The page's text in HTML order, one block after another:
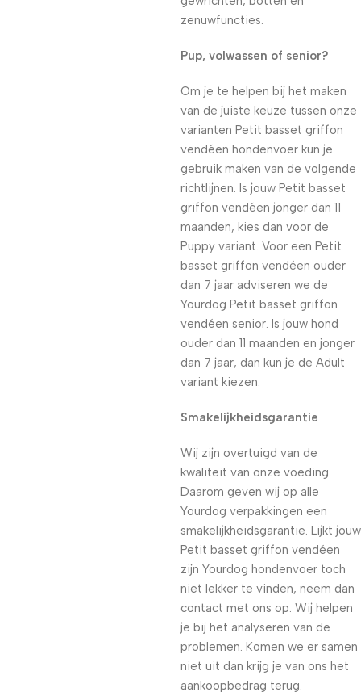
zenuwfuncties.
Pup, volwassen of senior?
Om je te helpen bij het maken
van de juiste keuze tussen onze
varianten Petit basset griffon
vendéen hondenvoer kun je
gebruik maken van de volgende
richtlijnen. Is jouw Petit basset
griffon vendéen jonger dan 11
maanden, kies dan voor de
Puppy variant. Voor een Petit
basset griffon vendéen ouder
dan 7 jaar adviseren we de
Yourdog Petit basset griffon
vendéen senior. Is jouw hond
ouder dan 11 maanden en jonger
dan 7 jaar, dan kun je de Adult
variant kiezen.
Smakelijkheidsgarantie
Wij zijn overtuigd van de
kwaliteit van onze voeding.
Daarom geven wij op alle
Yourdog verpakkingen een
smakelijkheidsgarantie. Lijkt jouw
Petit basset griffon vendéen
zijn Yourdog hondenvoer toch
niet lekker te vinden, neem dan
contact met ons op. Wij helpen
je bij het analyseren van de
problemen. Komen we er samen
niet uit dan krijg je van ons het
aankoopbedrag terug.